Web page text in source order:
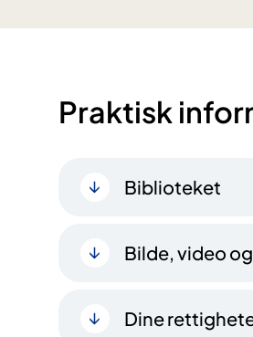
Praktisk
Biblioteket
Bilde, video
Dine